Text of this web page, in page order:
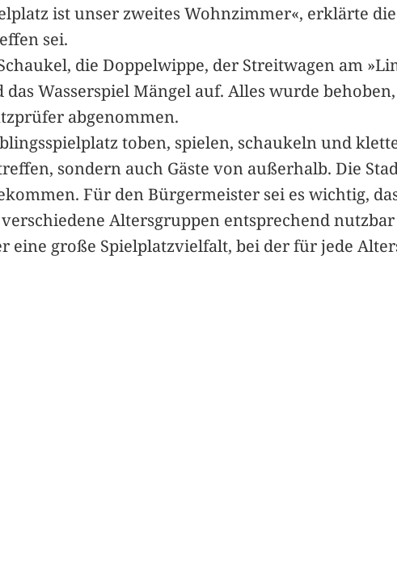
ist unser zweites Wohnzimmer«, erklärte
sei.
die Doppelwippe, der Streitwagen am
Wasserspiel Mängel auf. Alles wurde
abgenommen.
toben, spielen, schaukeln und
sondern auch Gäste von außerhalb. Die
Für den Bürgermeister sei es wichtig,
Altersgruppen entsprechend
große Spielplatzvielfalt, bei der für jede